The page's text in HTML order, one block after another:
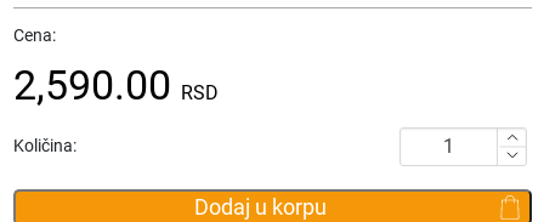
Cena:
2,590.00 RSD
Količina:
Novčanik
Diana
&
Dodaj u korpu